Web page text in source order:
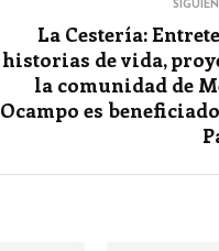
La Cestería:
historias de vida,
la comunidad de
Ocampo es